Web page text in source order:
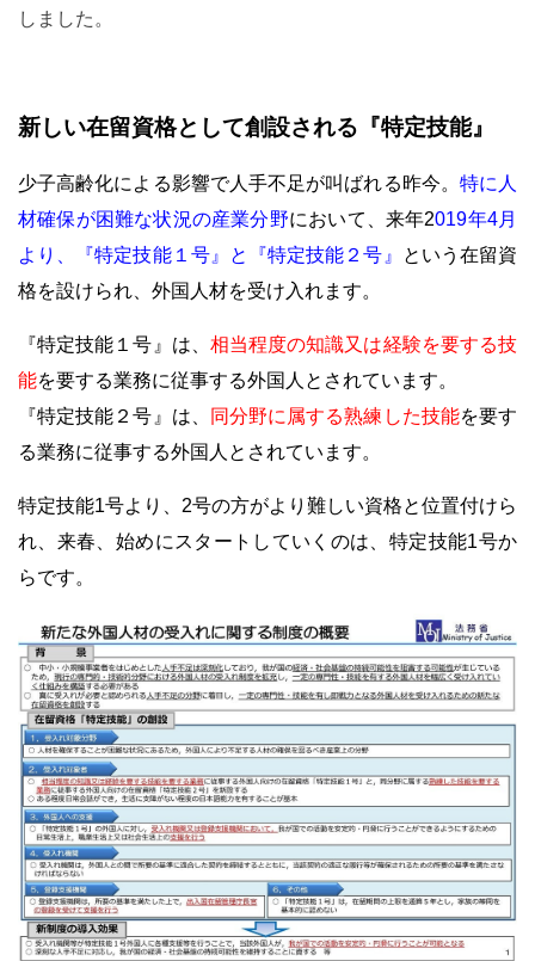
しました。
新しい在留資格として創設される『特定技能』
少子高齢化による影響で人手不足が叫ばれる昨今。 特に人
材確保が困難な状況の産業分野において、来年2019年4月
より、
『特定技能１号』と『特定技能２号』
という在留資
格を設けられ、外国人材を受け入れます。
『特定技能１号』は、 相当程度の知識又は経験を要する技
能を要する業務に従事する外国人とされています。
『特定技能２号』は、
同分野に属する熟練した技能を要す
る業務に従事する外国人とされています。
特定技能1号より、2号の方がより難しい資格と位置付けら
れ、来春、始めにスタートしていくのは、特定技能1号か
らです。